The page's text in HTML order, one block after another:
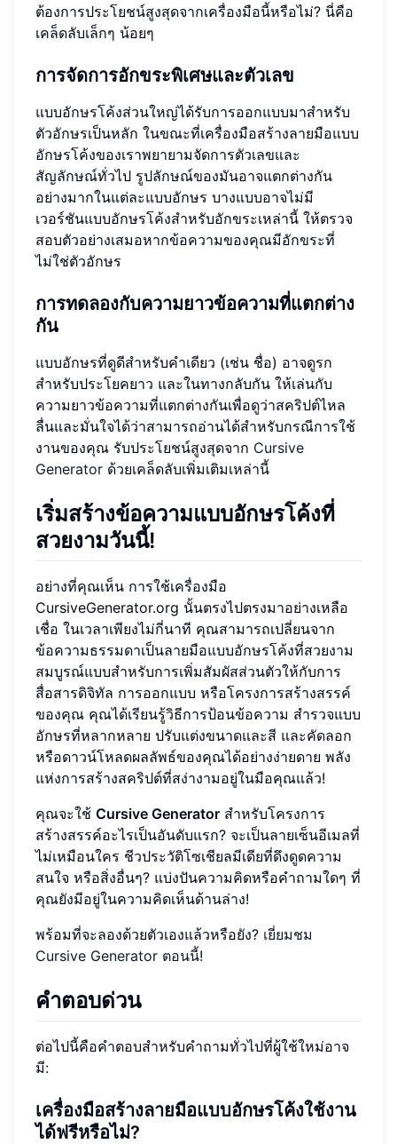
ต้องการประโยชน์สูงสุดจากเครื่องมือนี้หรือไม่? นี่คือ
เคล็ดลับเล็กๆ น้อยๆ
การจัดการอักขระพิเศษและตัวเลข
แบบอักษรโค้งส่วนใหญ่ได้รับการออกแบบมาสำหรับ
ตัวอักษรเป็นหลัก ในขณะที่เครื่องมือสร้างลายมือแบบ
อักษรโค้งของเราพยายามจัดการตัวเลขและ
สัญลักษณ์ทั่วไป รูปลักษณ์ของมันอาจแตกต่างกัน
อย่างมากในแต่ละแบบอักษร บางแบบอาจไม่มี
เวอร์ชันแบบอักษรโค้งสำหรับอักขระเหล่านี้ ให้ตรวจ
สอบตัวอย่างเสมอหากข้อความของคุณมีอักขระที่
ไม่ใช่ตัวอักษร
การทดลองกับความยาวข้อความที่แตกต่าง
กัน
แบบอักษรที่ดูดีสำหรับคำเดียว (เช่น ชื่อ) อาจดูรก
สำหรับประโยคยาว และในทางกลับกัน ให้เล่นกับ
ความยาวข้อความที่แตกต่างกันเพื่อดูว่าสคริปต์ไหล
ลื่นและมั่นใจได้ว่าสามารถอ่านได้สำหรับกรณีการใช้
งานของคุณ รับประโยชน์สูงสุดจาก Cursive
Generator ด้วยเคล็ดลับเพิ่มเติมเหล่านี้
เริ่มสร้างข้อความแบบอักษรโค้งที่
สวยงามวันนี้!
อย่างที่คุณเห็น การใช้เครื่องมือ
CursiveGenerator.org นั้นตรงไปตรงมาอย่างเหลือ
เชื่อ ในเวลาเพียงไม่กี่นาที คุณสามารถเปลี่ยนจาก
ข้อความธรรมดาเป็นลายมือแบบอักษรโค้งที่สวยงาม
สมบูรณ์แบบสำหรับการเพิ่มสัมผัสส่วนตัวให้กับการ
สื่อสารดิจิทัล การออกแบบ หรือโครงการสร้างสรรค์
ของคุณ คุณได้เรียนรู้วิธีการป้อนข้อความ สำรวจแบบ
อักษรที่หลากหลาย ปรับแต่งขนาดและสี และคัดลอก
หรือดาวน์โหลดผลลัพธ์ของคุณได้อย่างง่ายดาย พลัง
แห่งการสร้างสคริปต์ที่สง่างามอยู่ในมือคุณแล้ว!
คุณจะใช้ Cursive Generator สำหรับโครงการ
สร้างสรรค์อะไรเป็นอันดับแรก? จะเป็นลายเซ็นอีเมลที่
ไม่เหมือนใคร ชีวประวัติโซเชียลมีเดียที่ดึงดูดความ
สนใจ หรือสิ่งอื่นๆ? แบ่งปันความคิดหรือคำถามใดๆ ที่
คุณยังมีอยู่ในความคิดเห็นด้านล่าง!
พร้อมที่จะลองด้วยตัวเองแล้วหรือยัง? เยี่ยมชม
Cursive Generator ตอนนี้!
คำตอบด่วน
ต่อไปนี้คือคำตอบสำหรับคำถามทั่วไปที่ผู้ใช้ใหม่อาจ
มี:
เครื่องมือสร้างลายมือแบบอักษรโค้งใช้งาน
ได้ฟรีหรือไม่?